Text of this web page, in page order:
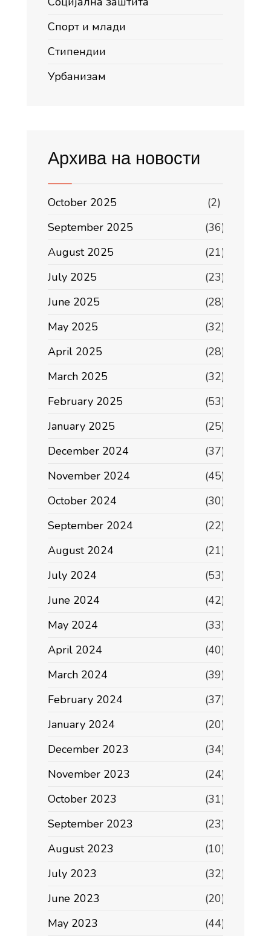
Спорт и млади
Стипендии
Урбанизам
Архива на новости
October 2025
(2)
September 2025
(36)
August 2025
(21)
July 2025
(23)
June 2025
(28)
May 2025
(32)
April 2025
(28)
March 2025
(32)
February 2025
(53)
January 2025
(25)
December 2024
(37)
November 2024
(45)
October 2024
(30)
September 2024
(22)
August 2024
(21)
July 2024
(53)
June 2024
(42)
May 2024
(33)
April 2024
(40)
March 2024
(39)
February 2024
(37)
January 2024
(20)
December 2023
(34)
November 2023
(24)
October 2023
(31)
September 2023
(23)
August 2023
(10)
July 2023
(32)
June 2023
(20)
May 2023
(44)